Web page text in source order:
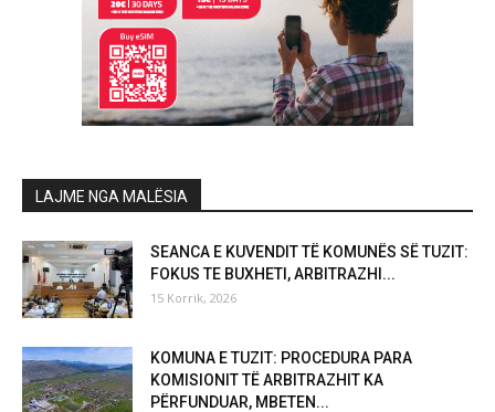
LAJME NGA MALËSIA
SEANCA E KUVENDIT TË KOMUNËS SË TUZIT:
FOKUS TE BUXHETI, ARBITRAZHI...
15 Korrik, 2026
KOMUNA E TUZIT: PROCEDURA PARA
KOMISIONIT TË ARBITRAZHIT KA
PËRFUNDUAR, MBETEN...